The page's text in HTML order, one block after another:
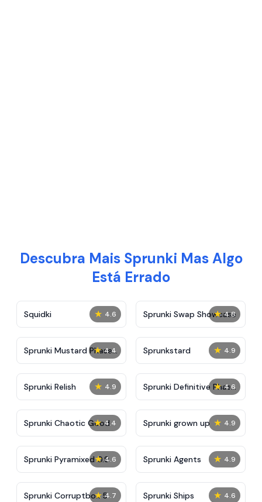
Descubra Mais Sprunki Mas Algo
Está Errado
★ 4.6
Squidki ★ 4.8
Sprunki Swap Showcase
★ 4.4
Sprunki Mustard Phase
2
★ 4.9
Sprunkstard
★ 4.9
Sprunki Relish ★ 4.6
Sprunki Definitive Phase
7
★ 4.4
Sprunki Chaotic Good ★ 4.9
Sprunki grown up
★ 4.6
Sprunki Pyramixed 0.9 ★ 4.9
Sprunki Agents
★ 4.7
Sprunki Corruptbox 5 ★ 4.6
Sprunki Ships